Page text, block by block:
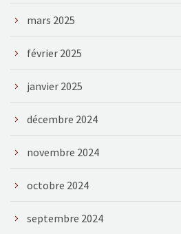
mars 2025
février 2025
janvier 2025
décembre 2024
novembre 2024
octobre 2024
septembre 2024